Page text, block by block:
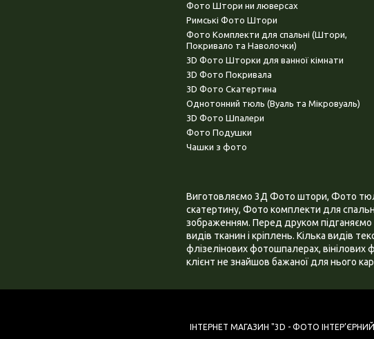
Фото Штори ни люверсах
Римські Фото Штори
Фото Комплекти для спальні (Штори,
Покривало та Наволочки)
3D Фото Шторки для ванної кімнати
3D Фото Покривала
3D Фото Скатертина
Однотонний тюль (Вуаль та Мікровуаль)
3D Фото Шпалери
Фото Подушки
Чашки з фото
Виготовляємо 3Д Фото штори, Фото
скатертину, Фото комплекти для
зображенням. Перед друком підганяємо
видів тканин і кріплень. Кілька видів
флізелінових фотошпалерах,
клієнт не знайшов бажаної для нього